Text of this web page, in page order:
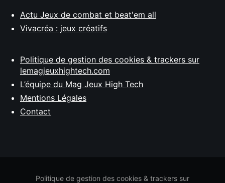
Actu Jeux de combat et beat'em all
Vivacréa : jeux créatifs
Politique de gestion des cookies & trackers sur
lemagjeuxhightech.com
L’équipe du Mag Jeux High Tech
Mentions Légales
Contact
Politique de gestion des cookies & trackers sur